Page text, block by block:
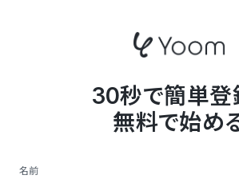
30秒で簡単登
無料で始め
名前